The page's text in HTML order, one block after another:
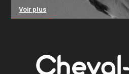
Voir plus